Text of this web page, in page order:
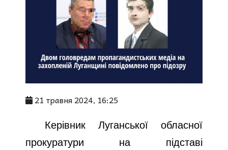
21 травня 2024, 16:25
Керівник Луганської обласної
прокуратури на підставі